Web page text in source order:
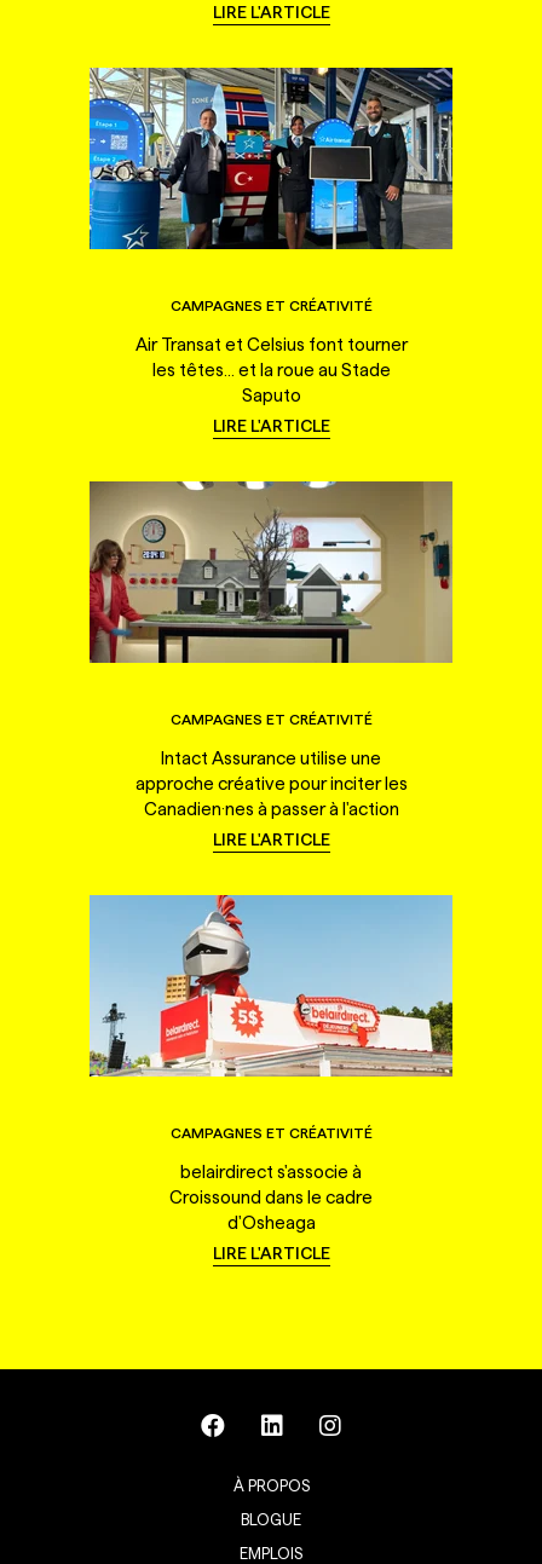
LIRE L'ARTICLE
CAMPAGNES ET CRÉATIVITÉ
Air Transat et Celsius font tourner
les têtes... et la roue au Stade
Saputo
LIRE L'ARTICLE
CAMPAGNES ET CRÉATIVITÉ
Intact Assurance utilise une
approche créative pour inciter les
Canadien·nes à passer à l'action
LIRE L'ARTICLE
CAMPAGNES ET CRÉATIVITÉ
belairdirect s'associe à
Croissound dans le cadre
d'Osheaga
LIRE L'ARTICLE
À PROPOS
BLOGUE
EMPLOIS